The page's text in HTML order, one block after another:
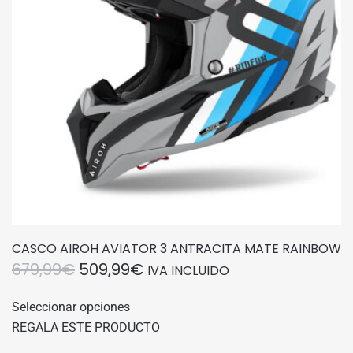
elegir
página
de
producto
CASCO AIROH AVIATOR 3 ANTRACITA MATE RAINBOW
679,99€ EL
ORIGINAL
509,99€EL
IVA INCLUIDO
Seleccionar opcionesproducto
tiene
REGALA ESTE PRODUCTO